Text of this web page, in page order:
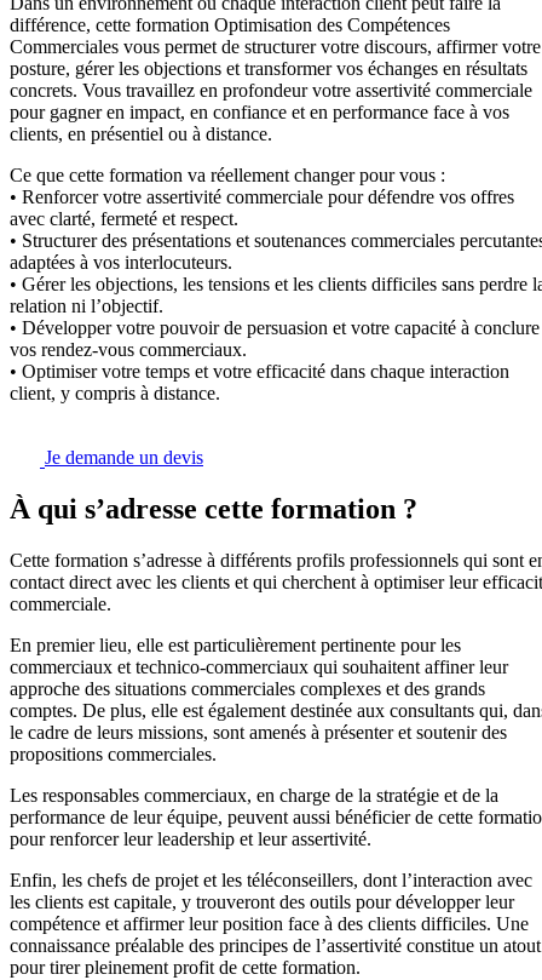
différence, cette formation Optimisation des Compétences
Commerciales vous permet de structurer votre discours, affirmer votre
posture, gérer les objections et transformer vos échanges en résultats
concrets. Vous travaillez en profondeur votre assertivité commerciale
pour gagner en impact, en confiance et en performance face à vos
clients, en présentiel ou à distance.
Ce que cette formation va réellement changer pour vous :
• Renforcer votre assertivité commerciale pour défendre vos offres
avec clarté, fermeté et respect.
• Structurer des présentations et soutenances commerciales
adaptées à vos interlocuteurs.
• Gérer les objections, les tensions et les clients difficiles sans perdre
relation ni l’objectif.
• Développer votre pouvoir de persuasion et votre capacité à conclure
vos rendez-vous commerciaux.
• Optimiser votre temps et votre efficacité dans chaque interaction
client, y compris à distance.
Je demande un devis
À qui s’adresse cette formation ?
Cette formation s’adresse à différents profils professionnels qui sont
contact direct avec les clients et qui cherchent à optimiser leur
commerciale.
En premier lieu, elle est particulièrement pertinente pour les
commerciaux et technico-commerciaux qui souhaitent affiner leur
approche des situations commerciales complexes et des grands
comptes. De plus, elle est également destinée aux consultants qui,
le cadre de leurs missions, sont amenés à présenter et soutenir des
propositions commerciales.
Les responsables commerciaux, en charge de la stratégie et de la
performance de leur équipe, peuvent aussi bénéficier de cette
pour renforcer leur leadership et leur assertivité.
Enfin, les chefs de projet et les téléconseillers, dont l’interaction avec
les clients est capitale, y trouveront des outils pour développer leur
compétence et affirmer leur position face à des clients difficiles. Une
connaissance préalable des principes de l’assertivité constitue un atout
pour tirer pleinement profit de cette formation.